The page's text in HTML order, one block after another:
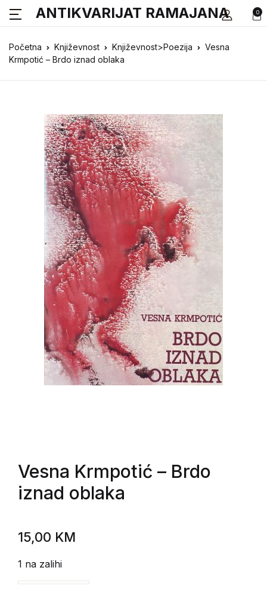
0
ANTIKVARIJAT RAMAJANA
Početna Književnost Književnost>Poezija
Vesna
Krmpotić – Brdo iznad oblaka
Vesna Krmpotić – Brdo
iznad oblaka
15,00 KM
1 na zalihi